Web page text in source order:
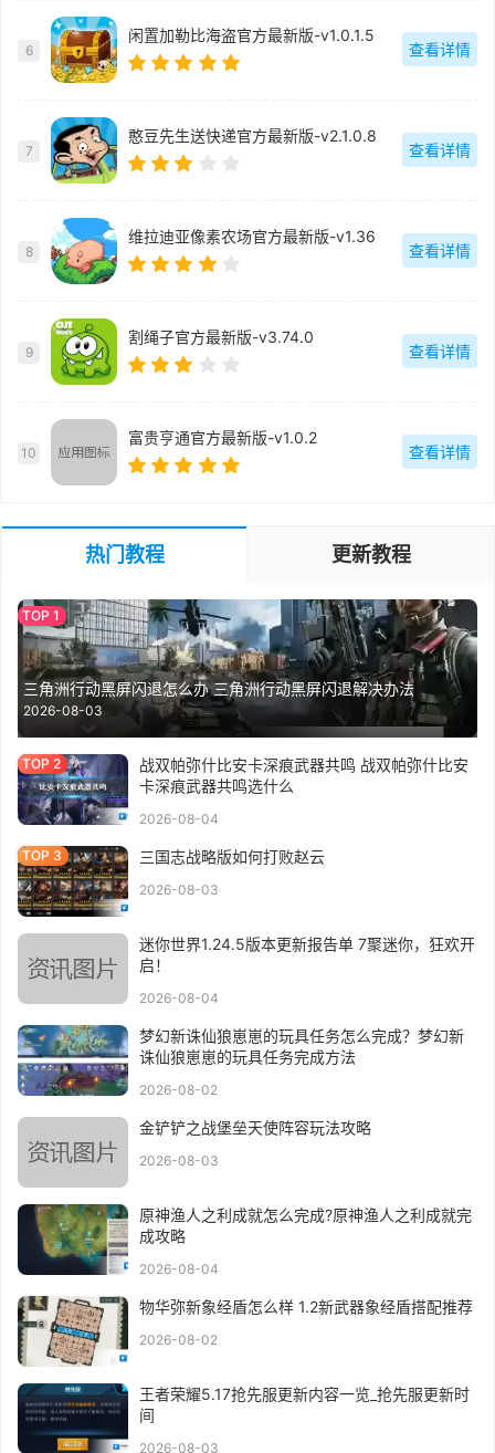
6
闲置加勒比海盗官方最新版-v1.0.1.5
查看详情
7
憨豆先生送快递官方最新版-v2.1.0.8
查看详情
8
维拉迪亚像素农场官方最新版-v1.36
查看详情
9
割绳子官方最新版-v3.74.0
查看详情
10
富贵亨通官方最新版-v1.0.2
查看详情
热门教程 更新教程
三角洲行动黑屏闪退怎么办 三角洲行动黑屏闪退解决办法
2026-08-03
战双帕弥什比安卡深痕武器共鸣 战双帕弥什比安
卡深痕武器共鸣选什么
2026-08-04
三国志战略版如何打败赵云
2026-08-03
迷你世界1.24.5版本更新报告单 7聚迷你，狂欢开
启！
2026-08-04
梦幻新诛仙狼崽崽的玩具任务怎么完成？梦幻新
诛仙狼崽崽的玩具任务完成方法
2026-08-02
金铲铲之战堡垒天使阵容玩法攻略
2026-08-03
原神渔人之利成就怎么完成?原神渔人之利成就完
成攻略
2026-08-04
物华弥新象经盾怎么样 1.2新武器象经盾搭配推荐
2026-08-02
王者荣耀5.17抢先服更新内容一览_抢先服更新时
间
2026-08-03